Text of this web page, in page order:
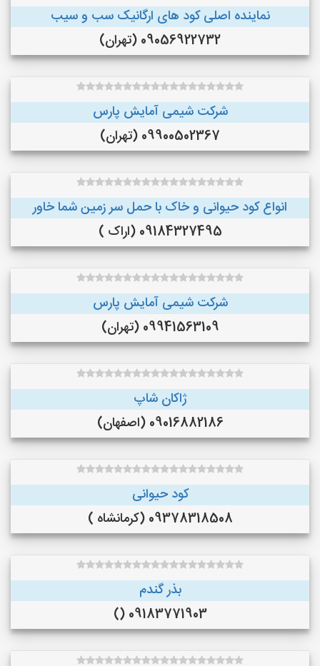
نماینده اصلی کود های ارگانیک سب و سیب
09056922732 (تهران)
شرکت شیمی آمایش پارس
09900502367 (تهران)
انواع کود حیوانی و خاک با حمل سر زمین شما خاور
09184327495 (اراک )
شرکت شیمی آمایش پارس
09941563109 (تهران)
ژاکان شاپ
09016882186 (اصفهان)
کود حیوانی
09378318508 (کرمانشاه )
بذر گندم
09183771903 ()